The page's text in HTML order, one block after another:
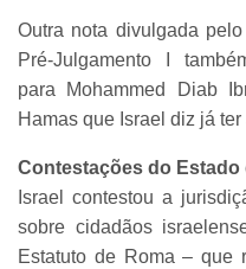
Outra nota divulgada
Pré-Julgamento I
para Mohammed Diab
Hamas que Israel diz já
Contestações do Estado
Israel contestou a
sobre cidadãos
Estatuto de Roma – que